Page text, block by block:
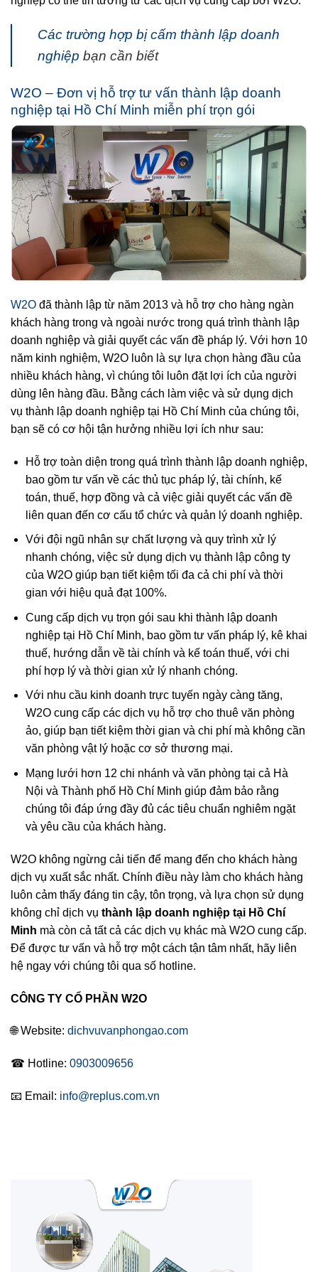
Các trường hợp bị cấm thành lập doanh
nghiệp bạn cần biết
W2O – Đơn vị hỗ trợ tư vấn thành lập doanh
nghiệp tại Hồ Chí Minh miễn phí trọn gói
W2O đã thành lập từ năm 2013 và hỗ trợ cho hàng ngàn
khách hàng trong và ngoài nước trong quá trình thành lập
doanh nghiệp và giải quyết các vấn đề pháp lý. Với hơn 10
năm kinh nghiệm, W2O luôn là sự lựa chọn hàng đầu của
nhiều khách hàng, vì chúng tôi luôn đặt lợi ích của người
dùng lên hàng đầu. Bằng cách làm việc và sử dụng dịch
vụ thành lập doanh nghiệp tại Hồ Chí Minh của chúng tôi,
bạn sẽ có cơ hội tận hưởng nhiều lợi ích như sau:
Hỗ trợ toàn diện trong quá trình thành lập doanh nghiệp,
bao gồm tư vấn về các thủ tục pháp lý, tài chính, kế
toán, thuế, hợp đồng và cả việc giải quyết các vấn đề
liên quan đến cơ cấu tổ chức và quản lý doanh nghiệp.
Với đội ngũ nhân sự chất lượng và quy trình xử lý
nhanh chóng, việc sử dụng dịch vụ thành lập công ty
của W2O giúp bạn tiết kiệm tối đa cả chi phí và thời
gian với hiệu quả đạt 100%.
Cung cấp dịch vụ trọn gói sau khi thành lập doanh
nghiệp tại Hồ Chí Minh, bao gồm tư vấn pháp lý, kê khai
thuế, hướng dẫn về tài chính và kế toán thuế, với chi
phí hợp lý và thời gian xử lý nhanh chóng.
Với nhu cầu kinh doanh trực tuyến ngày càng tăng,
W2O cung cấp các dịch vụ hỗ trợ cho thuê văn phòng
ảo, giúp bạn tiết kiệm thời gian và chi phí mà không cần
văn phòng vật lý hoặc cơ sở thương mại.
Mạng lưới hơn 12 chi nhánh và văn phòng tại cả Hà
Nội và Thành phố Hồ Chí Minh giúp đảm bảo rằng
chúng tôi đáp ứng đầy đủ các tiêu chuẩn nghiêm ngặt
và yêu cầu của khách hàng.
W2O không ngừng cải tiến để mang đến cho khách hàng
dịch vụ xuất sắc nhất. Chính điều này làm cho khách hàng
luôn cảm thấy đáng tin cậy, tôn trọng, và lựa chọn sử dụng
không chỉ dịch vụ thành lập doanh nghiệp tại Hồ Chí
Minh mà còn cả tất cả các dịch vụ khác mà W2O cung cấp.
Để được tư vấn và hỗ trợ một cách tận tâm nhất, hãy liên
hệ ngay với chúng tôi qua số hotline.
CÔNG TY CỔ PHẦN W2O
🌐 Website: dichvuvanphongao.com
☎ Hotline: 0903009656
📧 Email: info@replus.com.vn